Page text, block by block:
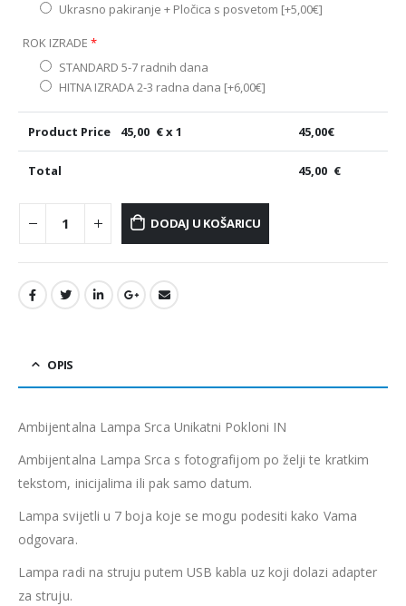
Ukrasno pakiranje + Pločica s posvetom [+5,00€]
ROK IZRADE *
STANDARD 5-7 radnih dana
HITNA IZRADA 2-3 radna dana [+6,00€]
Product Price 45,00 € x 1 45,00€
Total 45,00 €
DODAJ U KOŠARICU
OPIS
Ambijentalna Lampa Srca Unikatni Pokloni IN
Ambijentalna Lampa Srca s fotografijom po želji te kratkim
tekstom, inicijalima ili pak samo datum.
Lampa svijetli u 7 boja koje se mogu podesiti kako Vama
odgovara.
Lampa radi na struju putem USB kabla uz koji dolazi adapter
za struju.